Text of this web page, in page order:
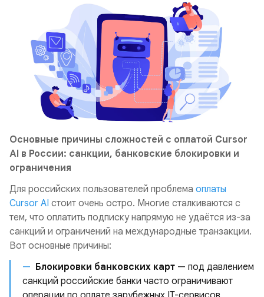
Основные причины сложностей с оплатой Cursor
AI в России: санкции, банковские блокировки и
ограничения
Для российских пользователей проблема оплаты
Cursor AI стоит очень остро. Многие сталкиваются с
тем, что оплатить подписку напрямую не удаётся из-за
санкций и ограничений на международные транзакции.
Вот основные причины:
Блокировки банковских карт — под давлением
санкций российские банки часто ограничивают